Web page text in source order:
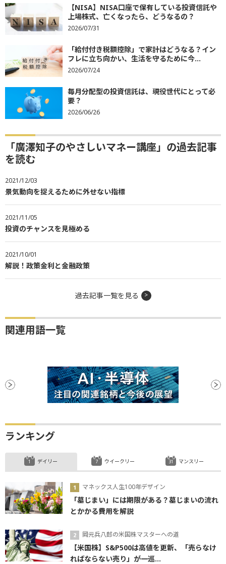
【NISA】NISA口座で保有している投資信託や
上場株式、亡くなったら、どうなるの？
2026/07/31
「給付付き税額控除」で家計はどうなる？イン
フレに立ち向かい、生活を守るために今...
2026/07/24
毎月分配型の投資信託は、現役世代にとって必
要？
2026/06/26
「廣澤知子のやさしいマネー講座」の過去記事
を読む
2021/12/03
景気動向を捉えるために外せない指標
2021/11/05
投資のチャンスを見極める
2021/10/01
解説！政策金利と金融政策
過去記事一覧を見る
関連用語一覧
ランキング
デイリー
マネックス人生100年デザイン
「墓じまい」には期限がある？墓じまいの流れ
とかかる費用を解説
岡元兵八郎の米国株マスターへの道
【米国株】S&P500は高値を更新、「売らなけ
ればならない売り」が一巡...
ウイークリー マンスリー